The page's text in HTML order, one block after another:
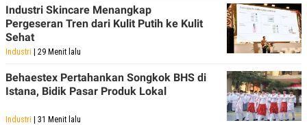
Industri Skincare Menangkap
Pergeseran Tren dari Kulit Putih ke Kulit
Sehat
Industri | 29 Menit lalu
Behaestex Pertahankan Songkok BHS di
Istana, Bidik Pasar Produk Lokal
Industri | 31 Menit lalu